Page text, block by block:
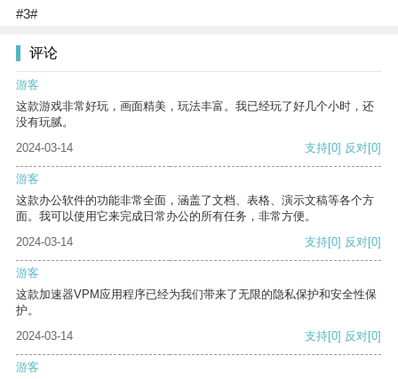
#3#
评论
游客
这款游戏非常好玩，画面精美，玩法丰富。我已经玩了好几个小时，还
没有玩腻。
2024-03-14
支持[0] 反对[0]
游客
这款办公软件的功能非常全面，涵盖了文档、表格、演示文稿等各个方
面。我可以使用它来完成日常办公的所有任务，非常方便。
2024-03-14
支持[0] 反对[0]
游客
这款加速器VPM应用程序已经为我们带来了无限的隐私保护和安全性保
护。
2024-03-14
支持[0] 反对[0]
游客